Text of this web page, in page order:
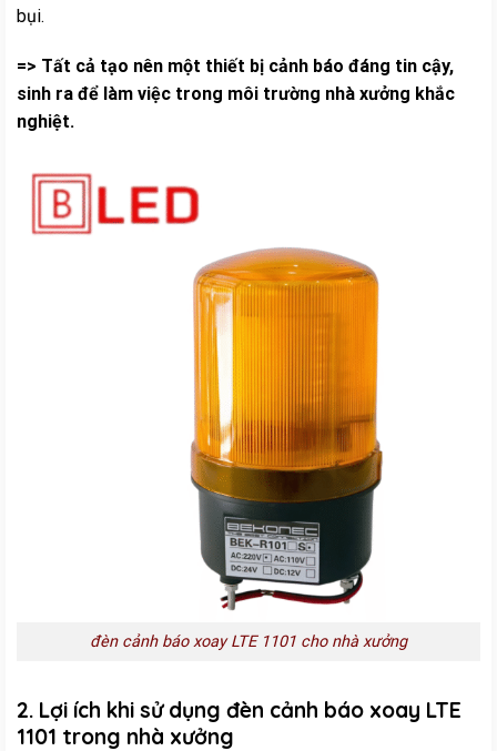
bụi.
=> Tất cả tạo nên một thiết bị cảnh báo đáng tin cậy,
sinh ra để làm việc trong môi trường nhà xưởng khắc
nghiệt.
đèn cảnh báo xoay LTE 1101 cho nhà xưởng
2. Lợi ích khi sử dụng đèn cảnh báo xoay LTE
1101 trong nhà xưởng